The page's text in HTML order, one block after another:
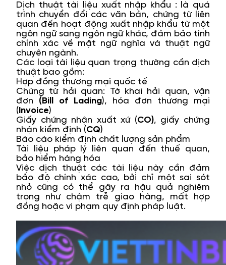
Dịch thuật tài liệu xuất nhập khẩu : là quá
trình chuyển đổi các văn bản, chứng từ liên
quan đến hoạt động xuất nhập khẩu từ một
ngôn ngữ sang ngôn ngữ khác, đảm bảo tính
chính xác về mặt ngữ nghĩa và thuật ngữ
chuyên ngành.
Các loại tài liệu quan trọng thường cần dịch
thuật bao gồm:
Hợp đồng thương mại quốc tế
Chứng từ hải quan: Tờ khai hải quan, vận
đơn (Bill of Lading), hóa đơn thương mại
(Invoice)
Giấy chứng nhận xuất xứ (CO), giấy chứng
nhận kiểm định (CQ)
Báo cáo kiểm định chất lượng sản phẩm
Tài liệu pháp lý liên quan đến thuế quan,
bảo hiểm hàng hóa
Việc dịch thuật các tài liệu này cần đảm
bảo độ chính xác cao, bởi chỉ một sai sót
nhỏ cũng có thể gây ra hậu quả nghiêm
trọng như chậm trễ giao hàng, mất hợp
đồng hoặc vi phạm quy định pháp luật.